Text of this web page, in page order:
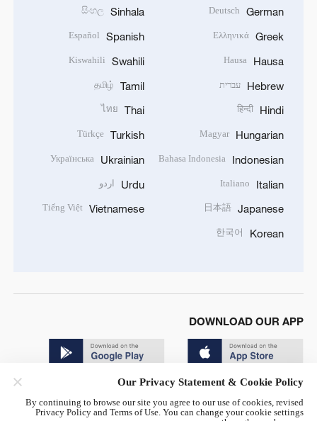
German
Deutsch
Greek
Ελληνικά
Hausa
Hausa
Hebrew עברית
Hindi
हिन्दी
Hungarian
Magyar
Indonesian
Bahasa Indonesia
Italian
Italiano
Japanese
日本語
Korean
한국어
Sinhala
සිංහල
Spanish
Español
Swahili
Kiswahili
Tamil
தமிழ்
Thai
ไทย
Turkish
Türkçe
Ukrainian
Українська
Urdu اردو
Vietnamese
Tiếng Việt
DOWNLOAD OUR APP
Our Privacy Statement & Cookie Policy
By continuing to browse our site you agree to our use of cookies, revised
Privacy Policy and Terms of Use. You can change your cookie settings